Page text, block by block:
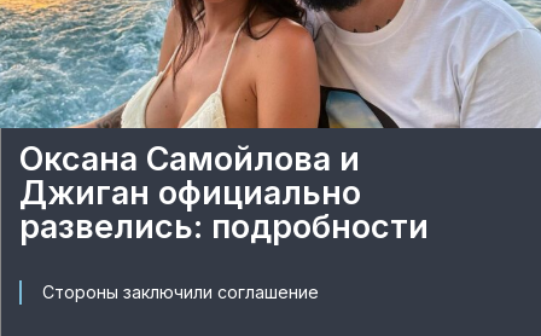
Оксана Самойлова и
Джиган официально
развелись: подробности
Стороны заключили соглашение